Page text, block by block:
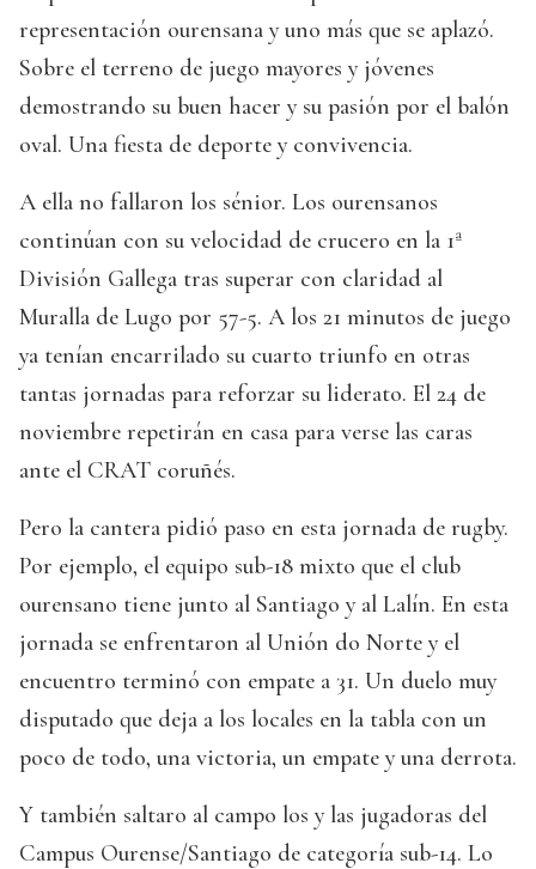
representación ourensana y uno más que se aplazó.
Sobre el terreno de juego mayores y jóvenes
demostrando su buen hacer y su pasión por el balón
oval. Una fiesta de deporte y convivencia.
A ella no fallaron los sénior. Los ourensanos
continúan con su velocidad de crucero en la 1ª
División Gallega tras superar con claridad al
Muralla de Lugo por 57-5. A los 21 minutos de juego
ya tenían encarrilado su cuarto triunfo en otras
tantas jornadas para reforzar su liderato. El 24 de
noviembre repetirán en casa para verse las caras
ante el CRAT coruñés.
Pero la cantera pidió paso en esta jornada de rugby.
Por ejemplo, el equipo sub-18 mixto que el club
ourensano tiene junto al Santiago y al Lalín. En esta
jornada se enfrentaron al Unión do Norte y el
encuentro terminó con empate a 31. Un duelo muy
disputado que deja a los locales en la tabla con un
poco de todo, una victoria, un empate y una derrota.
Y también saltaro al campo los y las jugadoras del
Campus Ourense/Santiago de categoría sub-14. Lo